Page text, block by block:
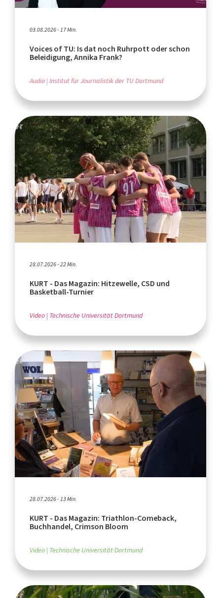
03.08.2026 - 17 Min.
Voices of TU: Is dat noch Ruhrpott oder schon
Beleidigung, Annika Frank?
Audio Institut für Journalistik der TU Dortmund
28.07.2026 - 22 Min.
KURT - Das Magazin: Hitzewelle, CSD und
Basketball-Turnier
Video Technische Universität Dortmund
28.07.2026 - 13 Min.
KURT - Das Magazin: Triathlon-Comeback,
Buchhandel, Crimson Bloom
Video Technische Universität Dortmund